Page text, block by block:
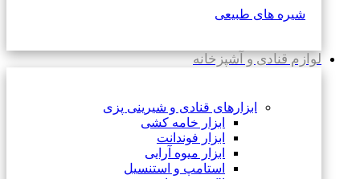
شیره های طبیعی
لوازم قنادی و آشپزخانه
ابزارهای قنادی و شیرینی پزی
ابزار خامه کشی
ابزار فوندانت
ابزار میوه آرایی
استامپ و استنسیل